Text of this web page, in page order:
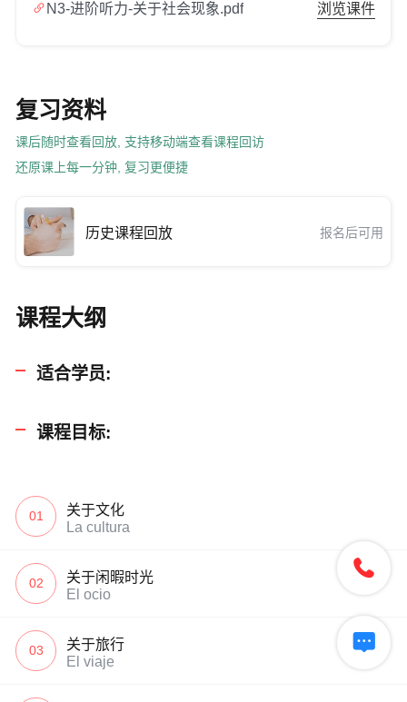
 N3-进阶听力-关于社会现象.pdf 浏览课件
复习资料
课后随时查看回放, 支持移动端查看课程回访
还原课上每一分钟, 复习更便捷
历史课程回放 报名后可用
课程大纲
适合学员:
课程目标:
01
关于文化
La cultura
02
关于闲暇时光
El ocio
03
关于旅行
El viaje

